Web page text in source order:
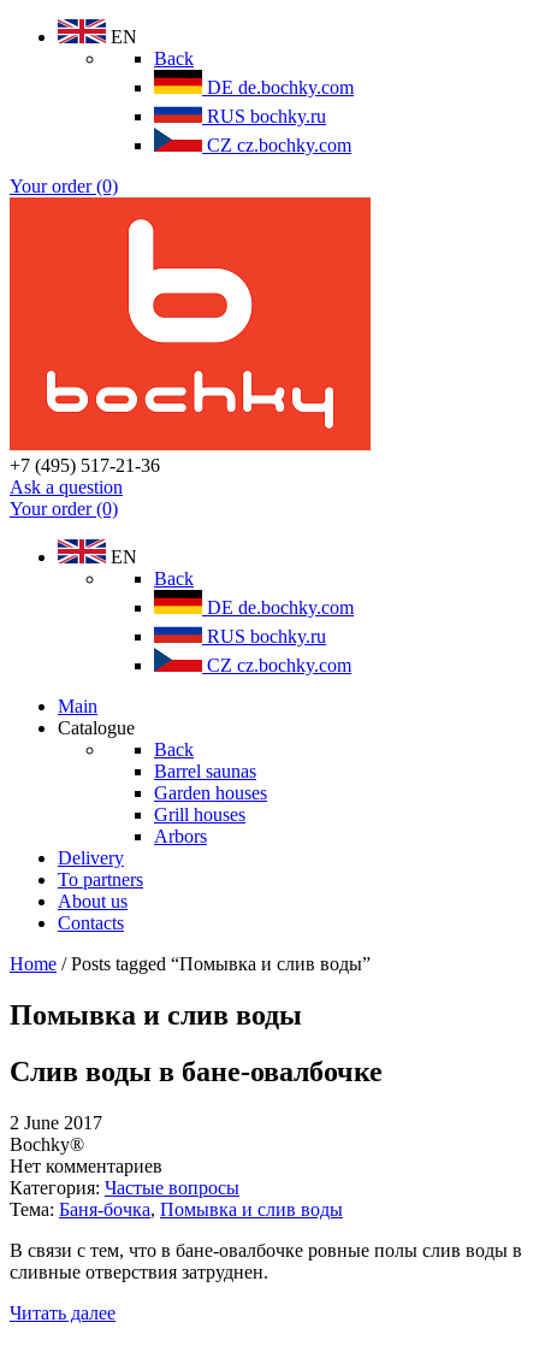
EN
Back
DE de.bochky.com
RUS bochky.ru
CZ cz.bochky.com
Your order (0)
+7 (495) 517-21-36
Ask a question
Your order (0)
EN
Back
DE de.bochky.com
RUS bochky.ru
CZ cz.bochky.com
Main
Catalogue
Back
Barrel saunas
Garden houses
Grill houses
Arbors
Delivery
To partners
About us
Contacts
Home / Posts tagged “Помывка и слив воды”
Помывка и слив воды
Слив воды в бане-овалбочке
2 June 2017
Bochky®
Нет комментариев
Категория: Частые вопросы
Тема: Баня-бочка, Помывка и слив воды
В связи с тем, что в бане-овалбочке ровные полы слив воды в
сливные отверствия затруднен.
Читать далее